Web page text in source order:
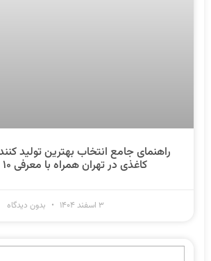
راهنمای جامع انتخاب بهترین تولید
کاغذی در تهران همراه با معرفی ۱۰ مرکز برتر
۳ اسفند ۱۴۰۴ بدون دیدگاه